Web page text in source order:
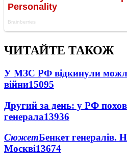
ЧИТАЙТЕ ТАКОЖ
У МЗС РФ відкинули
війни15095
Другий за день: у РФ
генерала13936
СюжетБенкет генералів.
Москві13674